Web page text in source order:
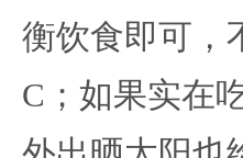
衡饮食即可，
C；如果实在